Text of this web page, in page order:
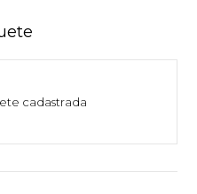
cadastrada